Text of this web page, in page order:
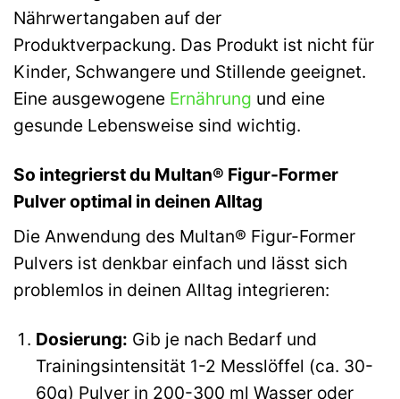
Nährwertangaben auf der
Produktverpackung. Das Produkt ist nicht für
Kinder, Schwangere und Stillende geeignet.
Eine ausgewogene Ernährung und eine
gesunde Lebensweise sind wichtig.
So integrierst du Multan® Figur-Former
Pulver optimal in deinen Alltag
Die Anwendung des Multan® Figur-Former
Pulvers ist denkbar einfach und lässt sich
problemlos in deinen Alltag integrieren:
Dosierung: Gib je nach Bedarf und
Trainingsintensität 1-2 Messlöffel (ca. 30-
60g) Pulver in 200-300 ml Wasser oder